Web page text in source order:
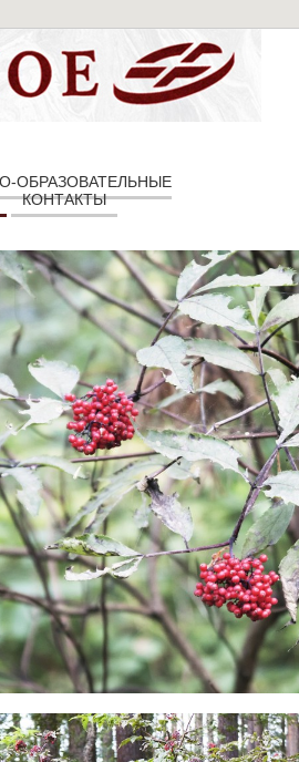
ОБРАЗОВАТЕЛЬНЫЕ
КОНТАКТЫ